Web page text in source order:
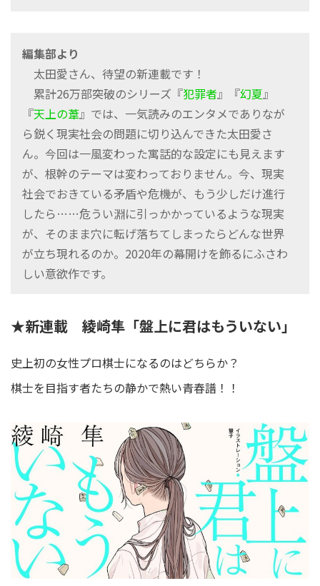
編集部より
太田愛さん、待望の新連載です！
累計26万部突破のシリーズ『犯罪者』『幻夏』
『天上の葦』では、一気読みのエンタメでありなが
ら鋭く現実社会の問題に切り込んできた太田愛さ
ん。今回は一風変わった寓話的な設定にも見えます
が、根幹のテーマは変わっておりません。今、現実
社会でおきている矛盾や危機が、もう少しだけ進行
したら……危うい淵に引っかかっているような現実
が、そのまま穴に転げ落ちてしまったらどんな世界
が立ち現れるのか。2020年の幕開けを飾るにふさわ
しい意欲作です。
★新連載 綾崎隼「盤上に君はもういない」
史上初の女性プロ棋士になるのはどちらか？
棋士を目指す者たちの静かで熱い青春譜！！